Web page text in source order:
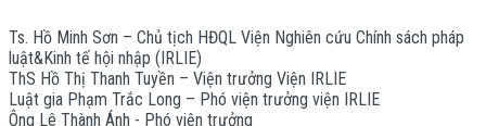
Ts. Hồ Minh Sơn – Chủ tịch HĐQL Viện Nghiên cứu Chính sách pháp
luật&Kinh tế hội nhập (IRLIE)
ThS Hồ Thị Thanh Tuyền – Viện trưởng Viện IRLIE
Luật gia Phạm Trắc Long – Phó viện trưởng viện IRLIE
Ông Lê Thành Ánh - Phó viện trưởng